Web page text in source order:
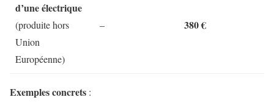
d’une électrique
(produite hors
Union
Européenne)
– 380 €
Exemples concrets :